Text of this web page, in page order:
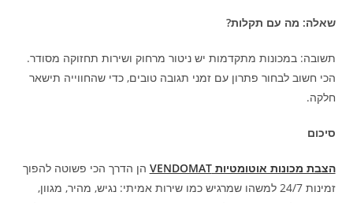
שאלה: מה עם תקלות?
תשובה: במכונות מתקדמות יש ניטור מרחוק ושירות תחזוקה מסודר.
הכי חשוב לבחור פתרון עם זמני תגובה טובים, כדי שהחווייה תישאר
חלקה.
סיכום
הצבת מכונות אוטומטיות VENDOMAT
הן הדרך הכי פשוטה להפוך
זמינות 24/7 למשהו שמרגיש כמו שירות אמיתי: נגיש, מהיר, מגוון,